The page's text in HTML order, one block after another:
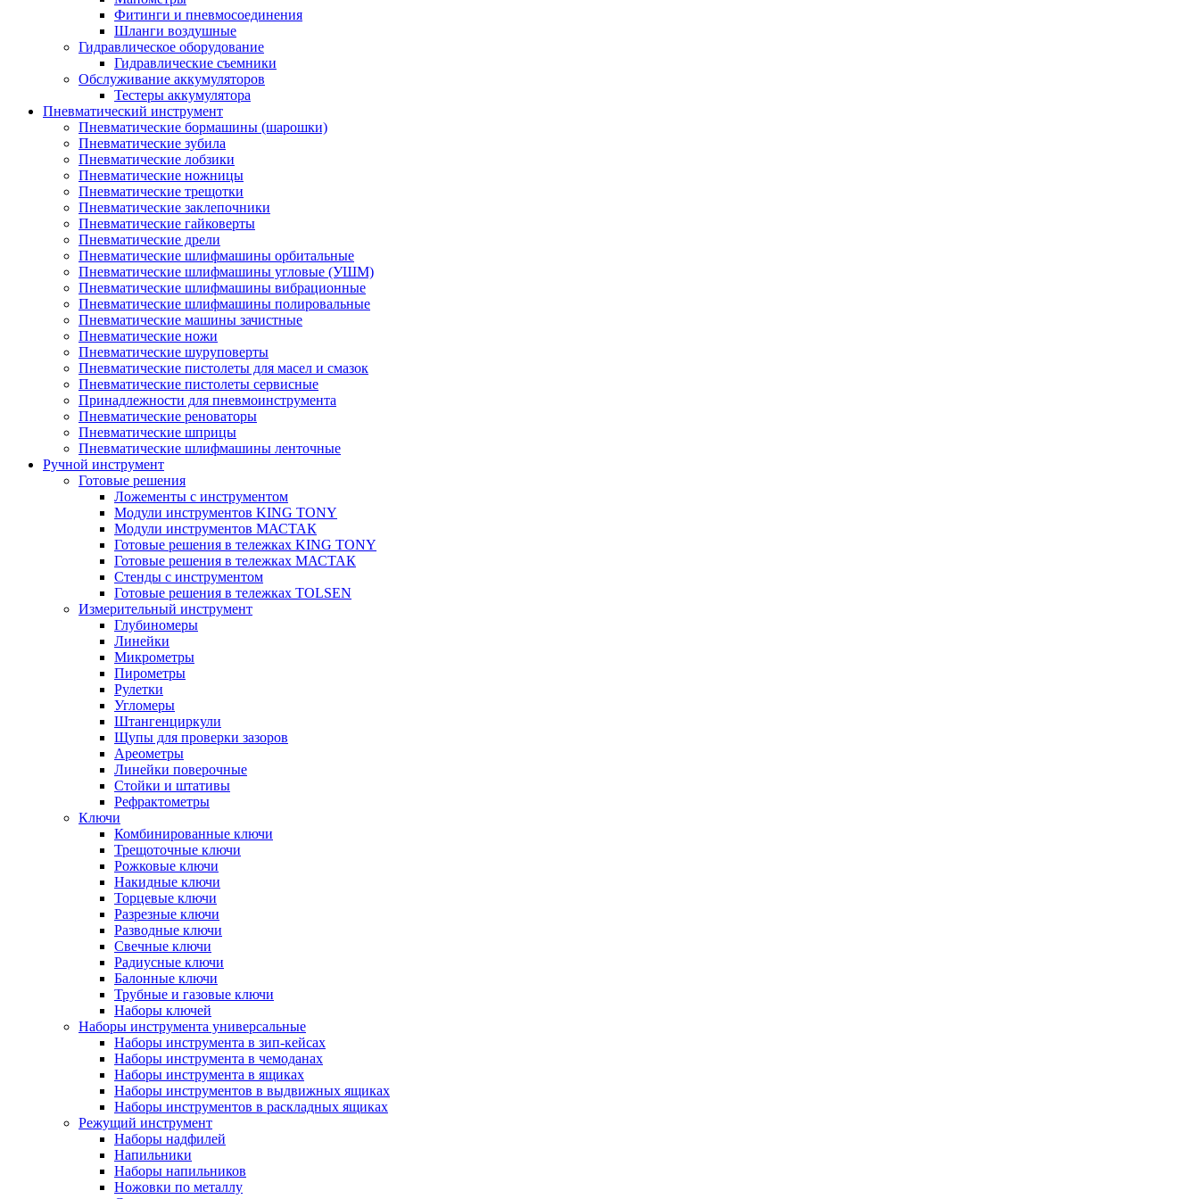
Фитинги и пневмосоединения
Шланги воздушные
Гидравлическое оборудование
Гидравлические съемники
Обслуживание аккумуляторов
Тестеры аккумулятора
Пневматический инструмент
Пневматические бормашины (шарошки)
Пневматические зубила
Пневматические лобзики
Пневматические ножницы
Пневматические трещотки
Пневматические заклепочники
Пневматические гайковерты
Пневматические дрели
Пневматические шлифмашины орбитальные
Пневматические шлифмашины угловые (УШМ)
Пневматические шлифмашины вибрационные
Пневматические шлифмашины полировальные
Пневматические машины зачистные
Пневматические ножи
Пневматические шуруповерты
Пневматические пистолеты для масел и смазок
Пневматические пистолеты сервисные
Принадлежности для пневмоинструмента
Пневматические реноваторы
Пневматические шприцы
Пневматические шлифмашины ленточные
Ручной инструмент
Готовые решения
Ложементы с инструментом
Модули инструментов KING TONY
Модули инструментов МАСТАК
Готовые решения в тележках KING TONY
Готовые решения в тележках МАСТАК
Стенды с инструментом
Готовые решения в тележках TOLSEN
Измерительный инструмент
Глубиномеры
Линейки
Микрометры
Пирометры
Рулетки
Угломеры
Штангенциркули
Щупы для проверки зазоров
Ареометры
Линейки поверочные
Стойки и штативы
Рефрактометры
Ключи
Комбинированные ключи
Трещоточные ключи
Рожковые ключи
Накидные ключи
Торцевые ключи
Разрезные ключи
Разводные ключи
Свечные ключи
Радиусные ключи
Балонные ключи
Трубные и газовые ключи
Наборы ключей
Наборы инструмента универсальные
Наборы инструмента в зип-кейсах
Наборы инструмента в чемоданах
Наборы инструмента в ящиках
Наборы инструментов в выдвижных ящиках
Наборы инструментов в раскладных ящиках
Режущий инструмент
Наборы надфилей
Напильники
Наборы напильников
Ножовки по металлу